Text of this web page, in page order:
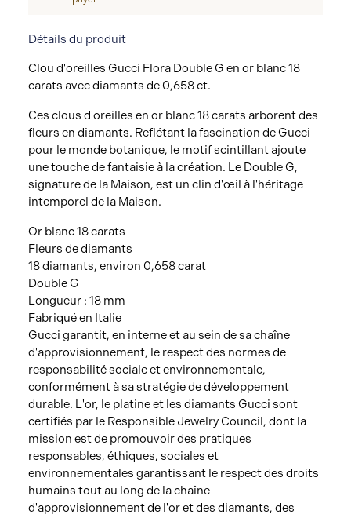
Détails du produit
Clou d'oreilles Gucci Flora Double G en or blanc 18
carats avec diamants de 0,658 ct.
Ces clous d'oreilles en or blanc 18 carats arborent des
fleurs en diamants. Reflétant la fascination de Gucci
pour le monde botanique, le motif scintillant ajoute
une touche de fantaisie à la création. Le Double G,
signature de la Maison, est un clin d'œil à l'héritage
intemporel de la Maison.
Or blanc 18 carats
Fleurs de diamants
18 diamants, environ 0,658 carat
Double G
Longueur : 18 mm
Fabriqué en Italie
Gucci garantit, en interne et au sein de sa chaîne
d'approvisionnement, le respect des normes de
responsabilité sociale et environnementale,
conformément à sa stratégie de développement
durable. L'or, le platine et les diamants Gucci sont
certifiés par le Responsible Jewelry Council, dont la
mission est de promouvoir des pratiques
responsables, éthiques, sociales et
environnementales garantissant le respect des droits
humains tout au long de la chaîne
d'approvisionnement de l'or et des diamants, des